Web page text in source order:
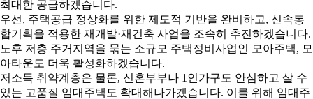
최대한 공급하겠습니다.
우선, 주택공급 정상화를 위한 제도적 기반을 완비하고, 신속통
합기획을 적용한 재개발·재건축 사업을 조속히 추진하겠습니다.
노후 저층 주거지역을 묶는 소규모 주택정비사업인 모아주택, 모
아타운도 더욱 활성화하겠습니다.
저소득 취약계층은 물론, 신혼부부나 1인가구도 안심하고 살 수
있는 고품질 임대주택도 확대해나가겠습니다. 이를 위해 임대주